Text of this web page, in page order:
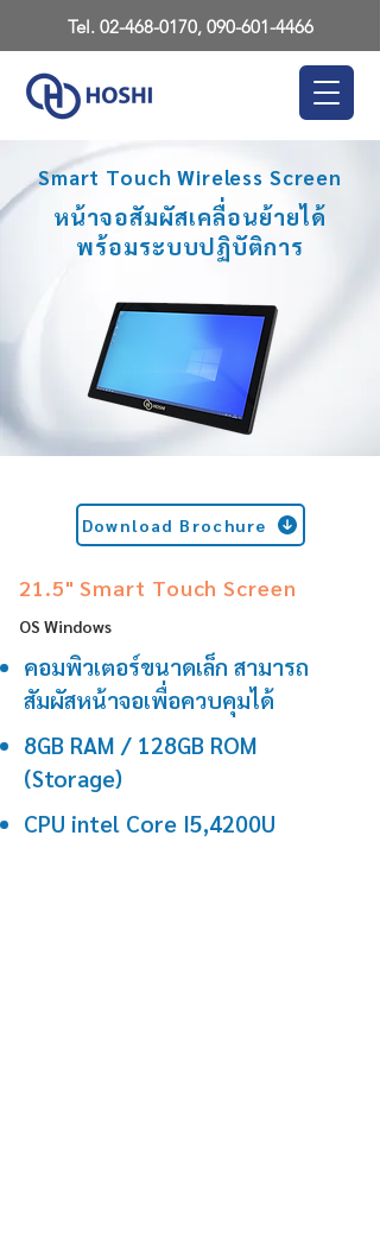
Tel. 02-468-0170, 090-601-4466
Smart Touch Wireless Screen
หน้าจอสัมผัสเคลื่อนย้ายได้
พร้อมระบบปฏิบัติการ
Download Brochure
21.5" Smart Touch Screen
OS Windows
คอมพิวเตอร์ขนาดเล็ก สามารถ
สัมผัสหน้าจอเพื่อควบคุมได้
8GB RAM / 128GB ROM
(Storage)
CPU intel Core I5,4200U